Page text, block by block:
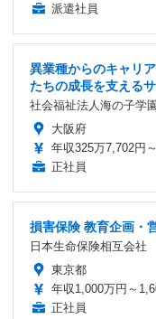
派遣社員
異業種からのキャリ
たちの成長を支える
社会福祉法人海の子学
大阪府
年収325万7,702円～
正社員
損害保険 教育企画・
日本生命保険相互会社
東京都
年収1,000万円～
正社員